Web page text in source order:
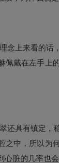
念上来看的话
佩戴在左手上
还具有镇定，
之中，所以为
心脏的几率也会